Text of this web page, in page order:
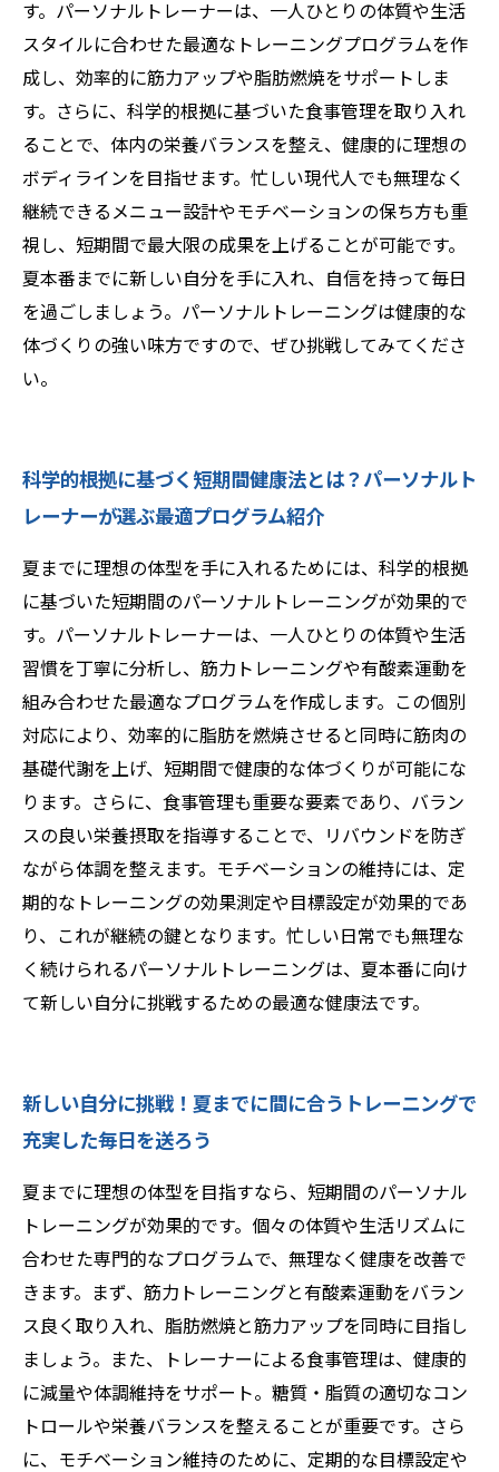
す。パーソナルトレーナーは、一人ひとりの体質や生活
スタイルに合わせた最適なトレーニングプログラムを作
成し、効率的に筋力アップや脂肪燃焼をサポートしま
す。さらに、科学的根拠に基づいた食事管理を取り入れ
ることで、体内の栄養バランスを整え、健康的に理想の
ボディラインを目指せます。忙しい現代人でも無理なく
継続できるメニュー設計やモチベーションの保ち方も重
視し、短期間で最大限の成果を上げることが可能です。
夏本番までに新しい自分を手に入れ、自信を持って毎日
を過ごしましょう。パーソナルトレーニングは健康的な
体づくりの強い味方ですので、ぜひ挑戦してみてくださ
い。
科学的根拠に基づく短期間健康法とは？パーソナルト
レーナーが選ぶ最適プログラム紹介
夏までに理想の体型を手に入れるためには、科学的根拠
に基づいた短期間のパーソナルトレーニングが効果的で
す。パーソナルトレーナーは、一人ひとりの体質や生活
習慣を丁寧に分析し、筋力トレーニングや有酸素運動を
組み合わせた最適なプログラムを作成します。この個別
対応により、効率的に脂肪を燃焼させると同時に筋肉の
基礎代謝を上げ、短期間で健康的な体づくりが可能にな
ります。さらに、食事管理も重要な要素であり、バラン
スの良い栄養摂取を指導することで、リバウンドを防ぎ
ながら体調を整えます。モチベーションの維持には、定
期的なトレーニングの効果測定や目標設定が効果的であ
り、これが継続の鍵となります。忙しい日常でも無理な
く続けられるパーソナルトレーニングは、夏本番に向け
て新しい自分に挑戦するための最適な健康法です。
新しい自分に挑戦！夏までに間に合うトレーニングで
充実した毎日を送ろう
夏までに理想の体型を目指すなら、短期間のパーソナル
トレーニングが効果的です。個々の体質や生活リズムに
合わせた専門的なプログラムで、無理なく健康を改善で
きます。まず、筋力トレーニングと有酸素運動をバラン
ス良く取り入れ、脂肪燃焼と筋力アップを同時に目指し
ましょう。また、トレーナーによる食事管理は、健康的
に減量や体調維持をサポート。糖質・脂質の適切なコン
トロールや栄養バランスを整えることが重要です。さら
に、モチベーション維持のために、定期的な目標設定や